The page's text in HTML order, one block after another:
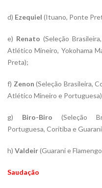
d) Ezequiel (Ituano, Ponte
e) Renato (Seleção
Atlético Mineiro, Yokohama
Preta);
f) Zenon (Seleção Brasileira,
Atlético Mineiro e
g) Biro-Biro (Seleção
Portuguesa, Coritiba e
h) Valdeir(Guarani e
Saudação